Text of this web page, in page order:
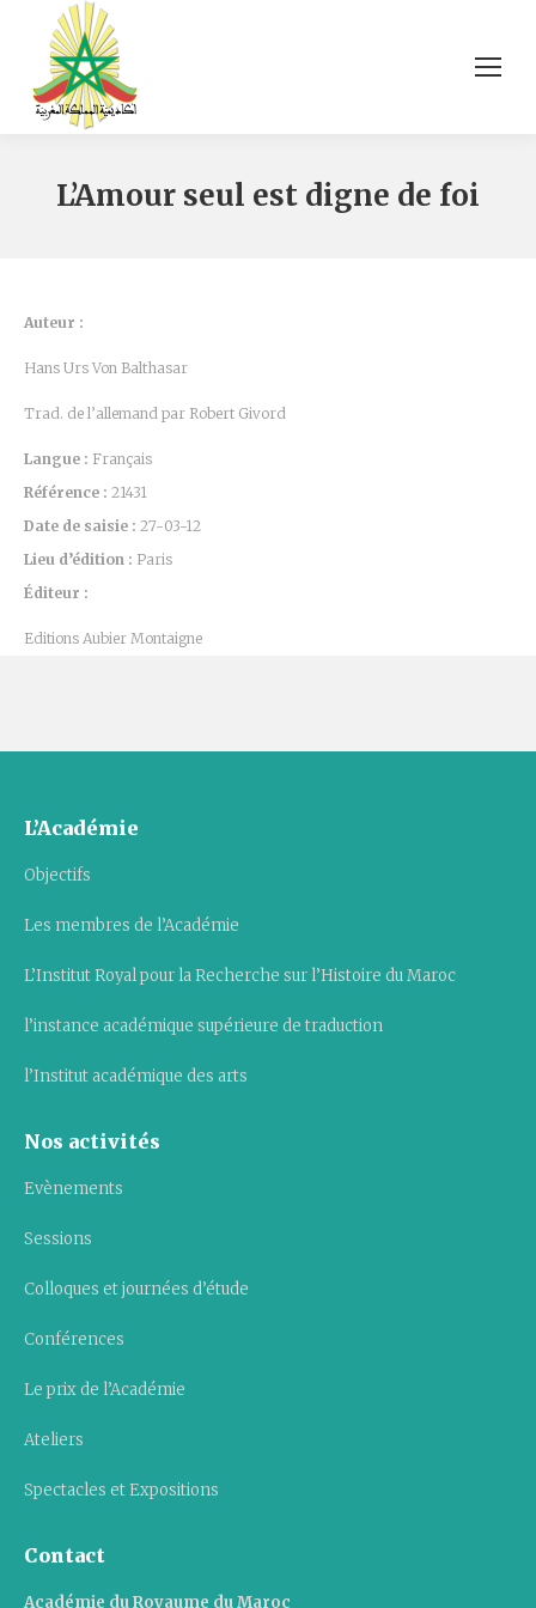
L’Amour seul est digne de foi
Auteur :
Hans Urs Von Balthasar
Trad. de l’allemand par Robert Givord
Langue : Français
Référence : 21431
Date de saisie : 27-03-12
Lieu d’édition : Paris
Éditeur :
Editions Aubier Montaigne
L’Académie
Objectifs
Les membres de l’Académie
L’Institut Royal pour la Recherche sur l’Histoire du Maroc
l’instance académique supérieure de traduction
l’Institut académique des arts
Nos activités
Evènements
Sessions
Colloques et journées d’étude
Conférences
Le prix de l’Académie
Ateliers
Spectacles et Expositions
Contact
Académie du Royaume du Maroc